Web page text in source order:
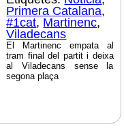
Primera Catalana,
#1cat, Martinenc,
Viladecans
El Martinenc empata al
tram final del partit i deixa
al Viladecans sense la
segona plaça